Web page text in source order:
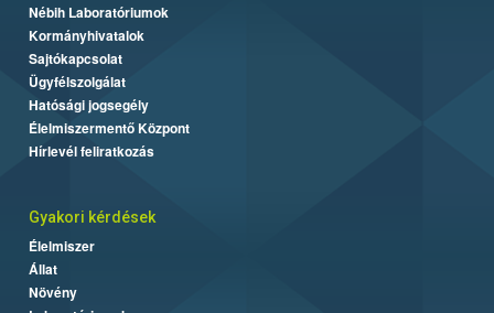
Nébih Laboratóriumok
Kormányhivatalok
Sajtókapcsolat
Ügyfélszolgálat
Hatósági jogsegély
Élelmiszermentő Központ
Hírlevél feliratkozás
Gyakori kérdések
Élelmiszer
Állat
Növény